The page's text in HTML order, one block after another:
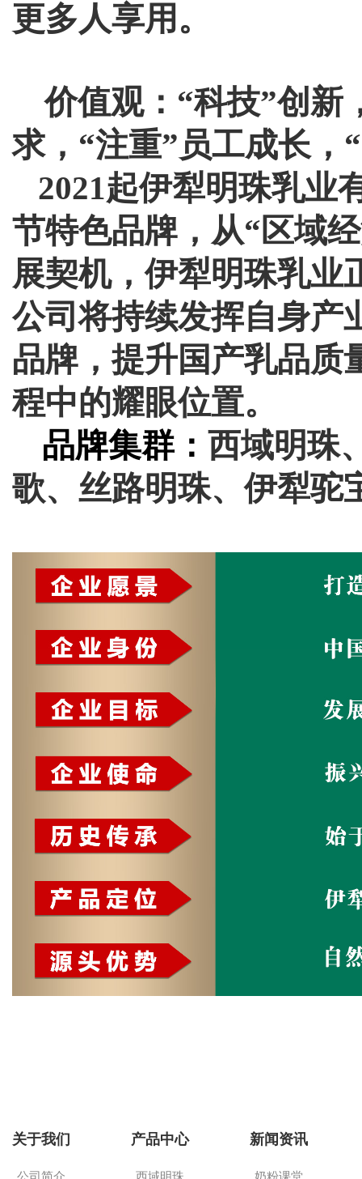
更多人享用。
价值观：“科技”创新
求，“注重”员工成长，
2021起伊犁明珠乳业
节特色品牌，从“区域
展契机，伊犁明珠乳业
公司将持续发挥自身产
品牌，提升国产乳品质
程中的耀眼位置。
品牌集群：西域明珠
歌、丝路明珠、伊犁驼
关于我们 产品中心 新闻资讯